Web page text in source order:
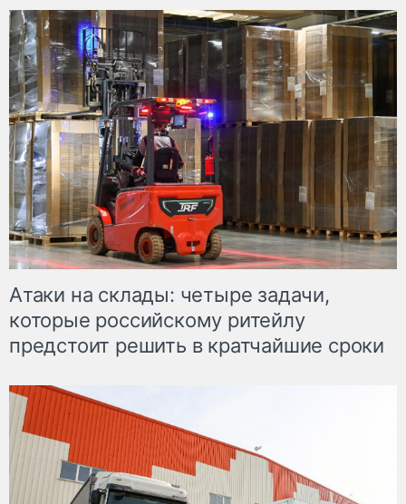
Атаки на склады: четыре задачи,
которые российскому ритейлу
предстоит решить в кратчайшие сроки